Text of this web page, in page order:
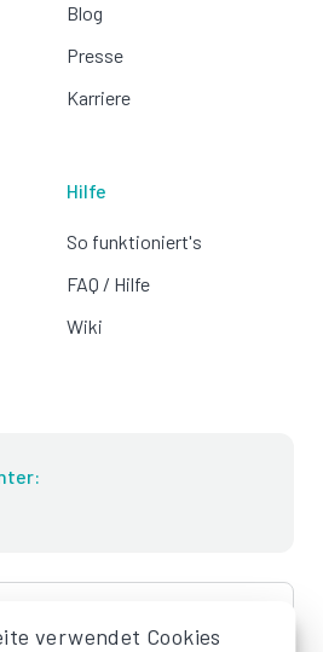
verwendet Cookies
Blog
Presse
Karriere
Hilfe
So funktioniert's
FAQ / Hilfe
Wiki